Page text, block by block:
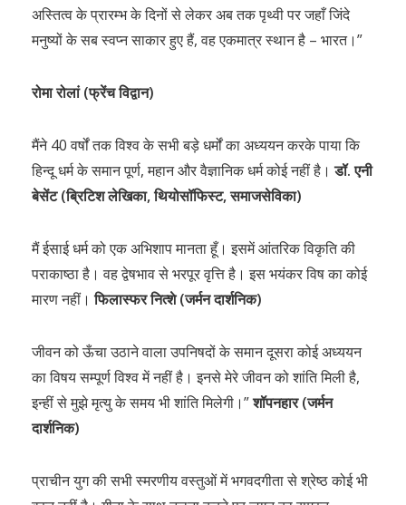
अस्तित्व के प्रारम्भ के दिनों से लेकर अब तक पृथ्वी पर जहाँ जिंदे
मनुष्यों के सब स्वप्न साकार हुए हैं, वह एकमात्र स्थान है – भारत।”
रोमा रोलां (फ्रेंच विद्वान)
मैंने 40 वर्षों तक विश्व के सभी बड़े धर्मों का अध्ययन करके पाया कि
हिन्दू धर्म के समान पूर्ण, महान और वैज्ञानिक धर्म कोई नहीं है।डॉ. एनी
बेसेंट (ब्रिटिश लेखिका, थियोसॉफिस्ट, समाजसेविका)
मैं ईसाई धर्म को एक अभिशाप मानता हूँ। इसमें आंतरिक विकृति की
पराकाष्ठा है। वह द्वेषभाव से भरपूर वृत्ति है। इस भयंकर विष का कोई
मारण नहीं।फिलास्फर नित्शे (जर्मन दार्शनिक)
जीवन को ऊँचा उठाने वाला उपनिषदों के समान दूसरा कोई अध्ययन
का विषय सम्पूर्ण विश्व में नहीं है। इनसे मेरे जीवन को शांति मिली है,
इन्हीं से मुझे मृत्यु के समय भी शांति मिलेगी।”शॉपनहार (जर्मन
दार्शनिक)
प्राचीन युग की सभी स्मरणीय वस्तुओं में भगवदगीता से श्रेष्ठ कोई भी